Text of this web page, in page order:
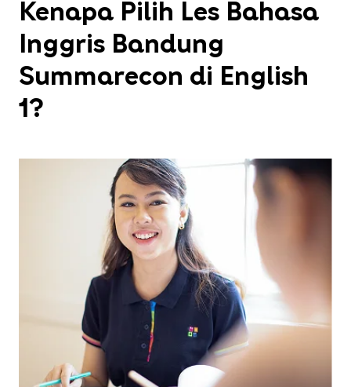
Kenapa Pilih Les Bahasa
Inggris Bandung
Summarecon di English
1?